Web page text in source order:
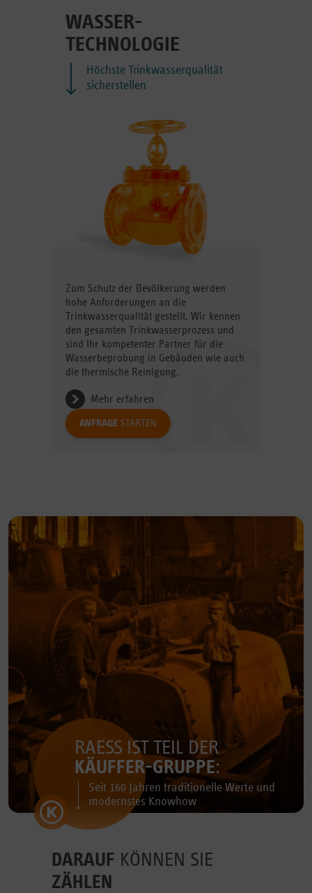
WASSER­
TECHNOLOGIE
Höchste Trinkwasserqualität
sicherstellen
Zum Schutz der Bevölkerung werden
hohe Anforderungen an die
Trinkwasserqualität gestellt. Wir kennen
den gesamten Trinkwasserprozess und
sind Ihr kompetenter Partner für die
Wasserbeprobung in Gebäuden wie auch
die thermische Reinigung.
Mehr erfahren
ANFRAGE STARTEN
RAESS IST TEIL DER
KÄUFFER-GRUPPE:
Seit 160 Jahren traditionelle Werte und
modernstes Knowhow
DARAUF KÖNNEN SIE
ZÄHLEN